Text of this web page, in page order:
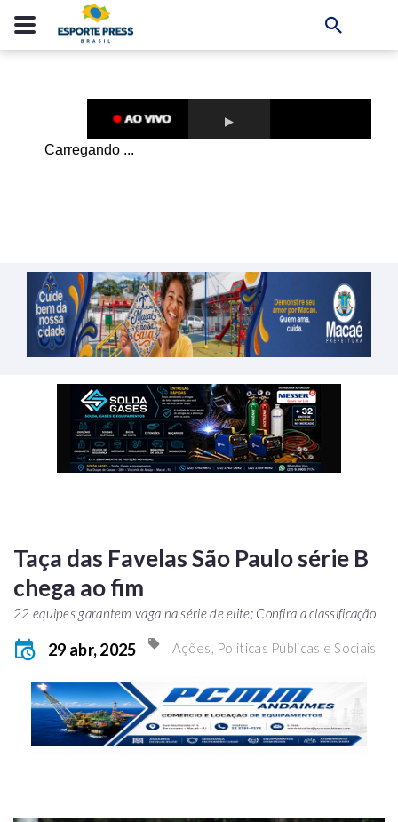
Taça das Favelas São Paulo série B
chega ao fim
22 equipes garantem vaga na série de elite; Confira a classificação
29 abr, 2025 Ações, Politicas Públicas e Sociais